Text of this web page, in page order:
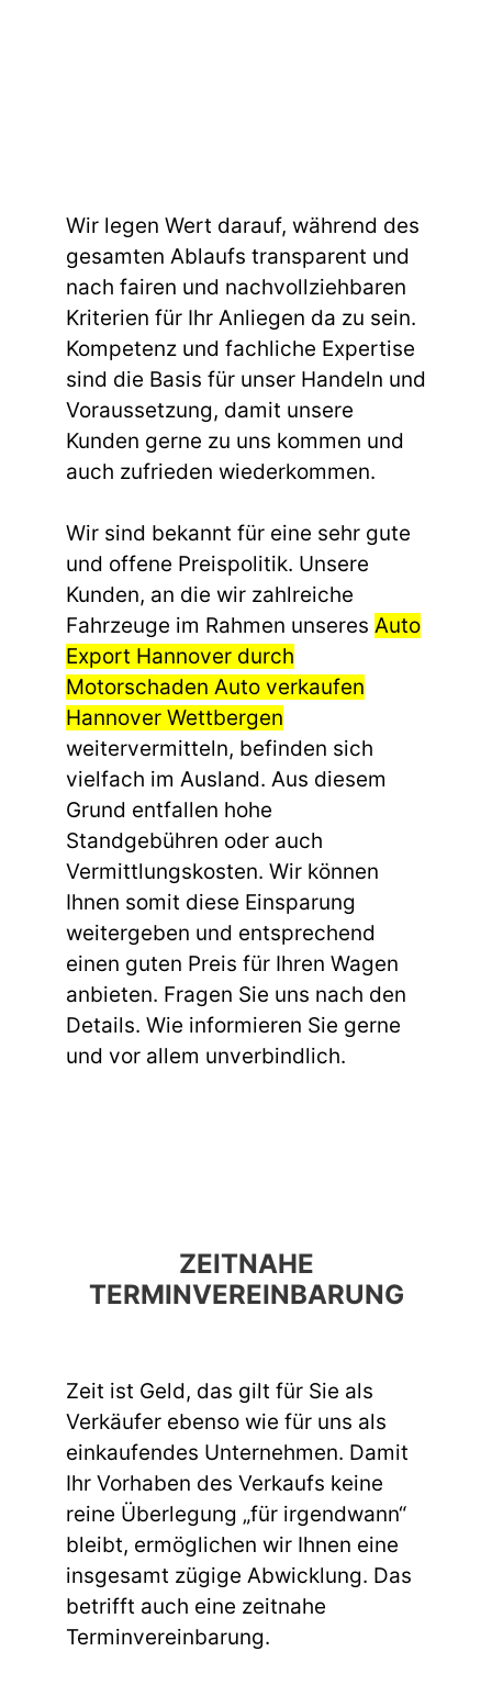
Wir legen Wert darauf, während des
gesamten Ablaufs transparent und
nach fairen und nachvollziehbaren
Kriterien für Ihr Anliegen da zu sein.
Kompetenz und fachliche Expertise
sind die Basis für unser Handeln und
Voraussetzung, damit unsere
Kunden gerne zu uns kommen und
auch zufrieden wiederkommen.
Wir sind bekannt für eine sehr gute
und offene Preispolitik. Unsere
Kunden, an die wir zahlreiche
Fahrzeuge im Rahmen unseres Auto
Export Hannover durch
Motorschaden Auto verkaufen
Hannover Wettbergen
weitervermitteln, befinden sich
vielfach im Ausland. Aus diesem
Grund entfallen hohe
Standgebühren oder auch
Vermittlungskosten. Wir können
Ihnen somit diese Einsparung
weitergeben und entsprechend
einen guten Preis für Ihren Wagen
anbieten. Fragen Sie uns nach den
Details. Wie informieren Sie gerne
und vor allem unverbindlich.
ZEITNAHE
TERMINVEREINBARUNG
Zeit ist Geld, das gilt für Sie als
Verkäufer ebenso wie für uns als
einkaufendes Unternehmen. Damit
Ihr Vorhaben des Verkaufs keine
reine Überlegung „für irgendwann“
bleibt, ermöglichen wir Ihnen eine
insgesamt zügige Abwicklung. Das
betrifft auch eine zeitnahe
Terminvereinbarung.